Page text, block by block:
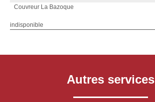
Couvreur La Bazoque
indisponible
Autres services